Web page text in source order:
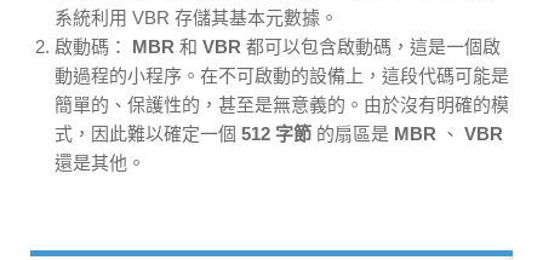
系統利用 VBR 存儲其基本元數據。
啟動碼： MBR 和 VBR 都可以包含啟動碼，這是一個啟
動過程的小程序。在不可啟動的設備上，這段代碼可能是
簡單的、保護性的，甚至是無意義的。由於沒有明確的模
式，因此難以確定一個 512 字節 的扇區是 MBR 、 VBR
還是其他。